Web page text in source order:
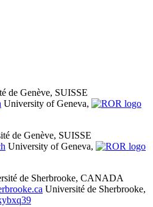
de Genève, SUISSE
University of Geneva,
de Genève, SUISSE
University of Geneva,
de Sherbrooke, CANADA
Université de Sherbrooke,